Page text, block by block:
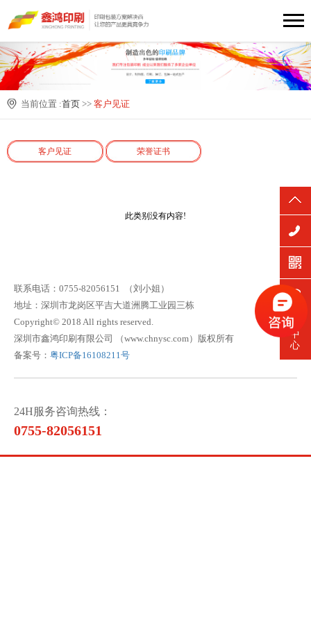
当前位置 :首页 >> 客户见证
客户见证 荣誉证书
此类别没有内容!
联系电话：0755-82056151 （刘小姐）
地址：深圳市龙岗区平吉大道洲腾工业园三栋
Copyright© 2018 All rights reserved.
深圳市鑫鸿印刷有限公司 （www.chnysc.com）版权所有
备案号： 粤ICP备16108211号
24H服务咨询热线：
0755-82056151
服
中
心